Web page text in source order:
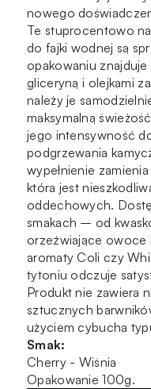
nowego
Te stuprocentowo
do fajki wodnej są
opakowaniu
gliceryną i olejkami
należy je
maksymalną
jego intensywność
podgrzewania
wypełnienie
która jest
oddechowych.
smakach – od
orzeźwiające owoce
aromaty Coli czy
tytoniu odczuje
Produkt nie zawiera
sztucznych
użyciem cybucha
Smak:
Cherry - Wiśnia
Opakowanie 100g.